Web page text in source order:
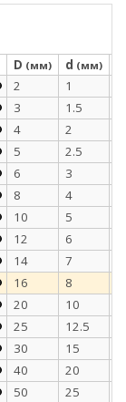
D (мм) d (мм)
2 1
3 1.5
4 2
5 2.5
6 3
8 4
10 5
12 6
14 7
16 8
20 10
25 12.5
30 15
40 20
50 25